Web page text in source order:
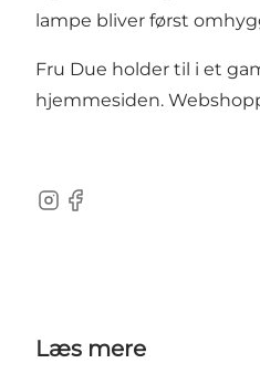
lampe bliver først
Fru Due holder til i et
hjemmesiden.
Instagram
Facebook
Læs mere